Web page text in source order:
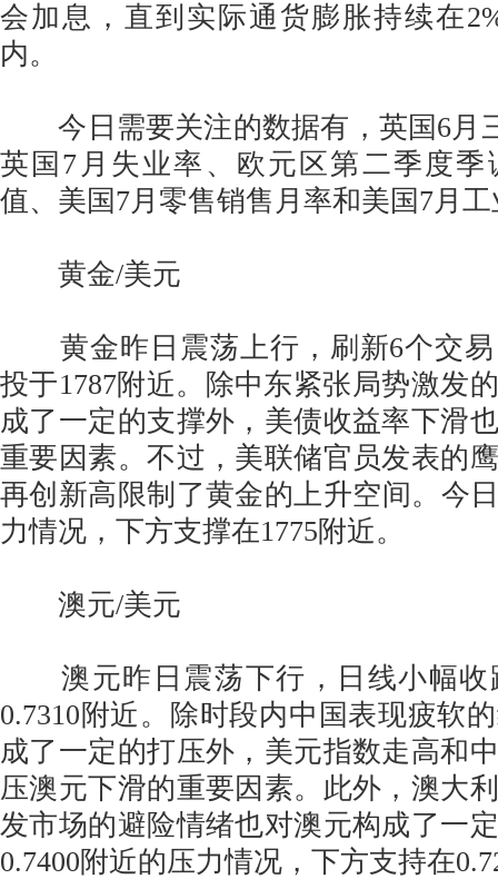
会加息，直到实际通货膨胀持续在
内。
今日需要关注的数据有，英国6月
英国7月失业率、欧元区第二季度季
值、美国7月零售销售月率和美国7月
黄金/美元
黄金昨日震荡上行，刷新6个交易
投于1787附近。除中东紧张局势激发
成了一定的支撑外，美债收益率下滑
重要因素。不过，美联储官员发表的
再创新高限制了黄金的上升空间。今
力情况，下方支撑在1775附近。
澳元/美元
澳元昨日震荡下行，日线小幅收
0.7310附近。除时段内中国表现疲软
成了一定的打压外，美元指数走高和
压澳元下滑的重要因素。此外，澳大
发市场的避险情绪也对澳元构成了一
0.7400附近的压力情况，下方支持在